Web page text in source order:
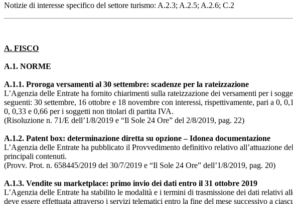
Notizie di interesse specifico del settore turismo: A.2.3; A.2.5; A.2.6; C.2
A. FISCO
A.1. NORME
A.1.1. Proroga versamenti al 30 settembre: scadenze per la rateizzazione
L’Agenzia delle Entrate ha fornito chiarimenti sulla rateizzazione dei versamenti per i
seguenti: 30 settembre, 16 ottobre e 18 novembre con interessi, rispettivamente, pari a 0,
0, 0,33 e 0,66 per i soggetti non titolari di partita IVA.
(Risoluzione n. 71/E dell’1/8/2019 e “Il Sole 24 Ore” del 2/8/2019, pag. 22)
A.1.2. Patent box: determinazione diretta su opzione – Idonea documentazione
L’Agenzia delle Entrate ha pubblicato il Provvedimento definitivo relativo all’attuazione
principali contenuti.
(Provv. Prot. n. 658445/2019 del 30/7/2019 e “Il Sole 24 Ore” dell’1/8/2019, pag. 20)
A.1.3. Vendite su marketplace: primo invio dei dati entro il 31 ottobre 2019
L’Agenzia delle Entrate ha stabilito le modalità e i termini di trasmissione dei dati relativi
deve essere effettuata attraverso i servizi telematici entro la fine del mese successivo a